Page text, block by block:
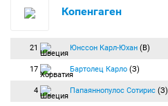
Копенгаген
21 Юнссон Карл-Юхан (В)
17 Бартолец Карло (З)
4 Папаяннопулос Сотирис (З)